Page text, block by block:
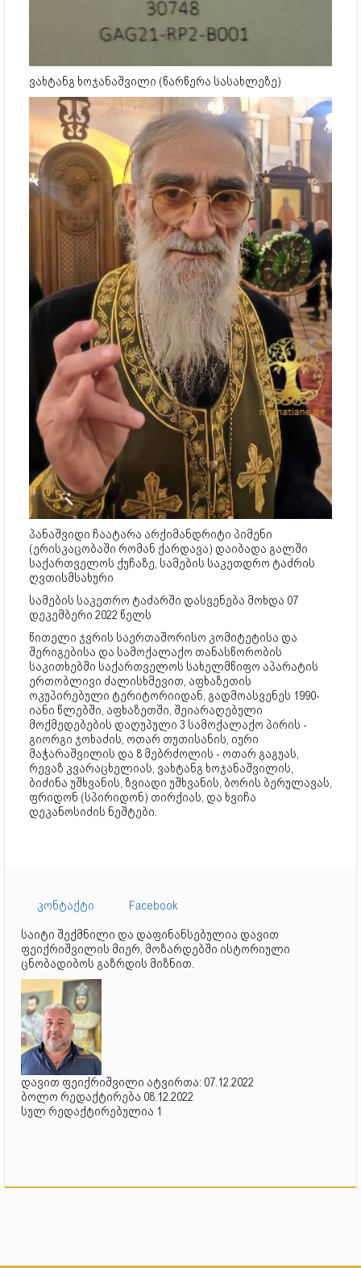
ვახტანგ ხოჯანაშვილი (წარწერა სასახლეზე)
პანაშვიდი ჩაატარა არქიმანდრიტი პიმენი
(ერისკაცობაში რომან ქარდავა) დაიბადა გალში
საქართველოს ქუჩაზე, სამების საკეთდრო ტაძრის
ღვთისმსახური
სამების საკეთრო ტაძარში დასვენება მოხდა 07
დეკემბერი 2022 წელს
წითელი ჯვრის საერთაშორისო კომიტეტისა და
შერიგებისა და სამოქალაქო თანასწორობის
საკითხებში საქართველოს სახელმწიფო აპარატის
ერთობლივი ძალისხმევით, აფხაზეთის
ოკუპირებული ტერიტორიიდან, გადმოასვენეს 1990-
იანი წლებში, აფხაზეთში, შეიარაღებული
მოქმედებების დაღუპული 3 სამოქალაქო პირის -
გიორგი ჯოხაძის, ოთარ თუთისანის, იური
მაჭარაშვილის და 8 მებრძოლის - ოთარ გაგუას,
რევაზ კვარაცხელიას, ვახტანგ ხოჯანაშვილის,
ბიძინა უშხვანის, ზვიადი უშხვანის, ბორის ბერულავას,
ფრიდონ (სპირიდონ) თირქიას, და ხვიჩა
დეკანოსიძის ნეშტები.
კონტაქტი
Facebook
საიტი შექმნილი და დაფინანსებულია დავით
ფეიქრიშვილის მიერ, მოზარდებში ისტორიული
ცნობადიბოს გაზრდის მიზნით.
დავით ფეიქრიშვილი ატვირთა: 07.12.2022
ბოლო რედაქტირება 08.12.2022
სულ რედაქტირებულია 1